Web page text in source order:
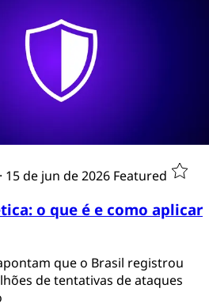
· 15 de jun de 2026 Featured
o que é e como aplicar
que o Brasil registrou
de tentativas de ataques